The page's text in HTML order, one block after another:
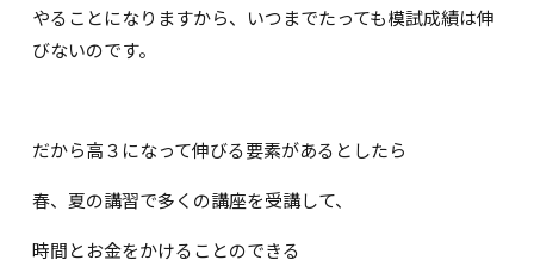
やることになりますから、いつまでたっても模試成績は伸
びないのです。
だから高３になって伸びる要素があるとしたら
春、夏の講習で多くの講座を受講して、
時間とお金をかけることのできる